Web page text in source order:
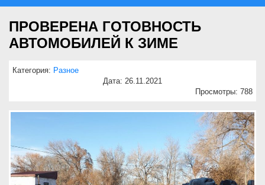
ПРОВЕРЕНА ГОТОВНОСТЬ
АВТОМОБИЛЕЙ К ЗИМЕ
Категория: Разное
Дата: 26.11.2021
Просмотры: 788